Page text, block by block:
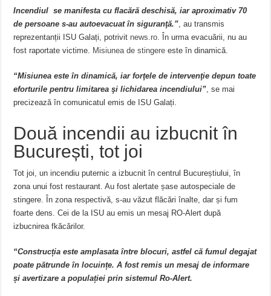
Incendiul se manifesta cu flacără deschisă, iar aproximativ 70
de persoane s-au autoevacuat în siguranţă.” , au transmis
reprezentanții ISU Galați, potrivit news.ro . În urma evacuării, nu au
fost raportate victime.
Misiunea de stingere este în dinamică.
“Misiunea este în dinamică, iar forţele de intervenţie depun toate
eforturile pentru limitarea şi lichidarea incendiului” , se mai
precizează în comunicatul emis de ISU Galați.
Două incendii au izbucnit în
București, tot joi
Tot joi, un incendiu puternic a izbucnit în centrul Bucureștiului, în
zona unui fost restaurant. Au fost alertate șase autospeciale de
stingere. În zona respectivă, s-au văzut flăcări înalte, dar și fum
foarte dens. Cei de la ISU au emis un mesaj RO-Alert după
izbucnirea fkăcărilor.
“Construcția este amplasata între blocuri, astfel că fumul degajat
poate pătrunde în locuințe. A fost remis un mesaj de informare
și avertizare a populației prin sistemul Ro-Alert.